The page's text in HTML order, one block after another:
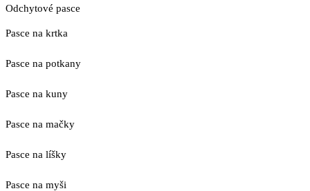
Odchytové pasce
Pasce na krtka
Pasce na potkany
Pasce na kuny
Pasce na mačky
Pasce na líšky
Pasce na myši